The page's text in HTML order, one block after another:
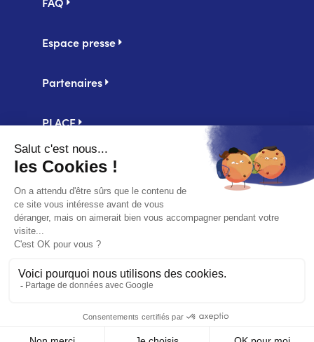
Espace presse
Partenaires
PLACE
Centrale d'achat UniHA
Second
Mentions légales
Politique de confidentialité